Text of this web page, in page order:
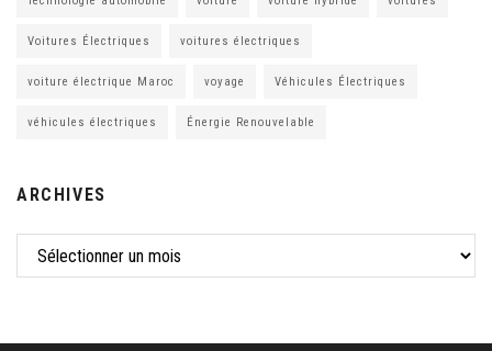
Voitures Électriques voitures électriques
voiture électrique Maroc voyage Véhicules Électriques
véhicules électriques Énergie Renouvelable
ARCHIVES